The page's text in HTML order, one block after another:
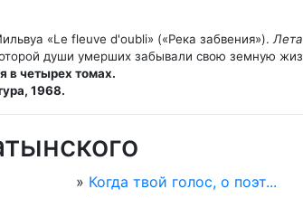
«Le fleuve d'oubli» («Река забвения»). Лета
в четырех томах.
1968.
» Когда твой голос, о поэт...